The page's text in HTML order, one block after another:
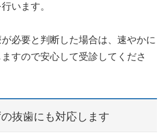
います。
必要と判断した場合は、速やかに
すので安心して受診してくださ
抜歯にも対応します